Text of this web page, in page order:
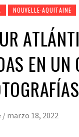
NOUVELLE-AQUITAINE
EN UN
/ marzo 18, 2022